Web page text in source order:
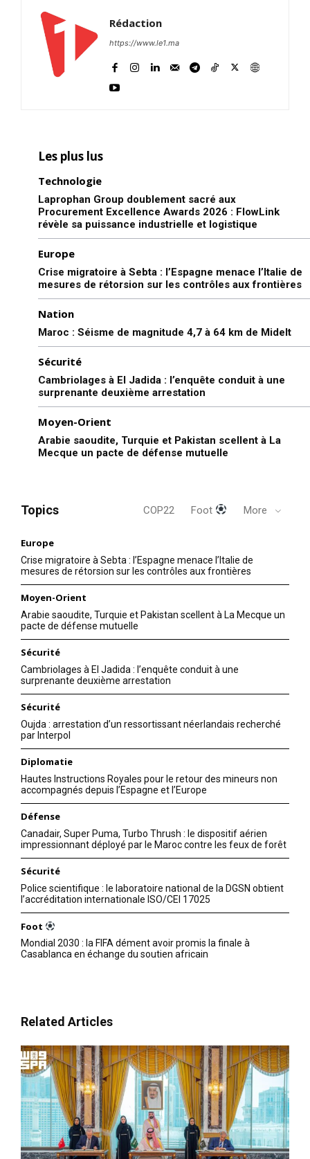
Rédaction
https://www.le1.ma
Les plus lus
Technologie
Laprophan Group doublement sacré aux
Procurement Excellence Awards 2026 : FlowLink
révèle sa puissance industrielle et logistique
Europe
Crise migratoire à Sebta : l’Espagne menace l’Italie de
mesures de rétorsion sur les contrôles aux frontières
Nation
Maroc : Séisme de magnitude 4,7 à 64 km de Midelt
Sécurité
Cambriolages à El Jadida : l’enquête conduit à une
surprenante deuxième arrestation
Moyen-Orient
Arabie saoudite, Turquie et Pakistan scellent à La
Mecque un pacte de défense mutuelle
Topics COP22 Foot More
Europe
Crise migratoire à Sebta : l’Espagne menace l’Italie de
mesures de rétorsion sur les contrôles aux frontières
Moyen-Orient
Arabie saoudite, Turquie et Pakistan scellent à La Mecque un
pacte de défense mutuelle
Sécurité
Cambriolages à El Jadida : l’enquête conduit à une
surprenante deuxième arrestation
Sécurité
Oujda : arrestation d’un ressortissant néerlandais recherché
par Interpol
Diplomatie
Hautes Instructions Royales pour le retour des mineurs non
accompagnés depuis l’Espagne et l’Europe
Défense
Canadair, Super Puma, Turbo Thrush : le dispositif aérien
impressionnant déployé par le Maroc contre les feux de forêt
Sécurité
Police scientifique : le laboratoire national de la DGSN obtient
l’accréditation internationale ISO/CEI 17025
Foot
Mondial 2030 : la FIFA dément avoir promis la finale à
Casablanca en échange du soutien africain
Related Articles